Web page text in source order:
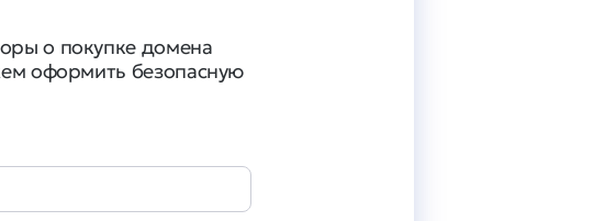
о покупке домена
оформить безопасную